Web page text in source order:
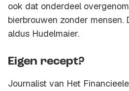
ook dat onderdeel
bierbrouwen zonder mensen.
aldus Hudelmaier.
Eigen recept?
Journalist van Het